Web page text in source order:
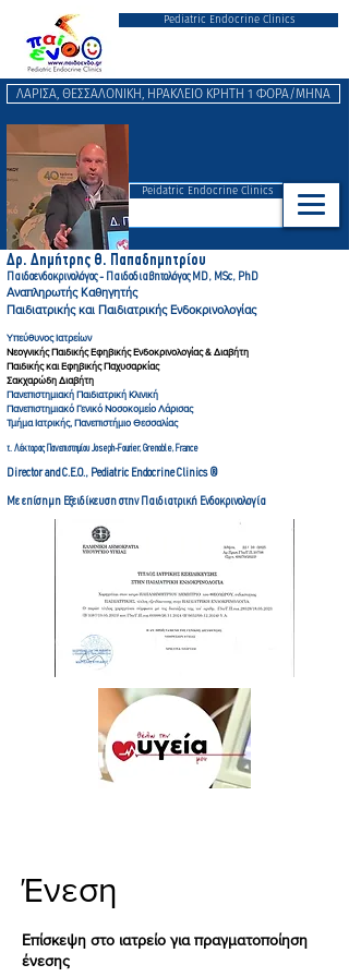
Pediatric Endocrine Clinics
ΛΑΡΙΣΑ, ΘΕΣΣΑΛΟΝΙΚΗ, ΗΡΑΚΛΕΙΟ ΚΡΗΤΗ 1 ΦΟΡΑ/ΜΗΝΑ
Peidatric Endocrine Clinics
Δρ. Δημήτρης Θ. Παπαδημητρίου
Παιδοενδοκρινολόγος - Παιδοδιαβητολόγος MD, MSc, PhD
Αναπληρωτής Καθηγητής
Παιδιατρικής και Παιδιατρικής Ενδοκρινολογίας
Υπεύθυνος Ιατρείων
Νεογνικής Παιδικής Εφηβικής Ενδοκρινολογίας & Διαβήτη
Παιδικής και Εφηβικής Παχυσαρκίας
Σακχαρώδη Διαβήτη
Πανεπιστημιακή Παιδιατρική Κλινική
Πανεπιστημιακό Γενικό Νοσοκομείο Λάρισας
Τμήμα Ιατρικής, Πανεπιστήμιο Θεσσαλίας
τ. Λέκτορας Πανεπιστημίου Joseph-Fourier, Grenoble, France
Director and C.E.O., Pediatric Endocrine Clinics ®
Με επίσημη Εξειδίκευση στην Παιδιατρική Ενδοκρινολογία
Ένεση
Επίσκεψη στο ιατρείο για πραγματοποίηση
ένεσης